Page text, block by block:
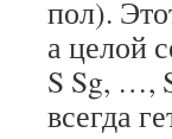
пол).
а целой
S Sg, …,
всегда